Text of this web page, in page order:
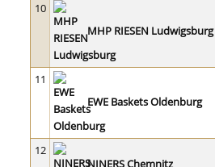
10
MHP RIESEN Ludwigsburg
11
EWE Baskets Oldenburg
12